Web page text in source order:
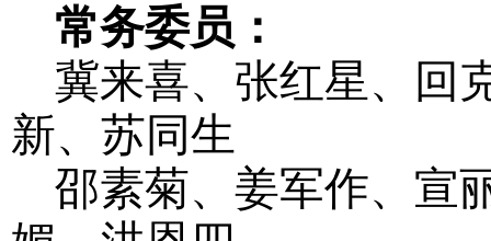
常务委员：
冀来喜、张红星、回
新、苏同生
邵素菊、姜军作、宣